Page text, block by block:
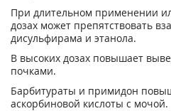
При длительном применении
дозах может препятствовать
дисульфирама и этанола.
В высоких дозах повышает
почками.
Барбитураты и примидон
аскорбиновой кислоты с мочой.